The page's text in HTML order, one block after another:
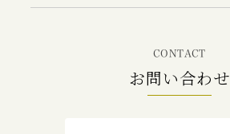
CONTACT
お問い合わせ